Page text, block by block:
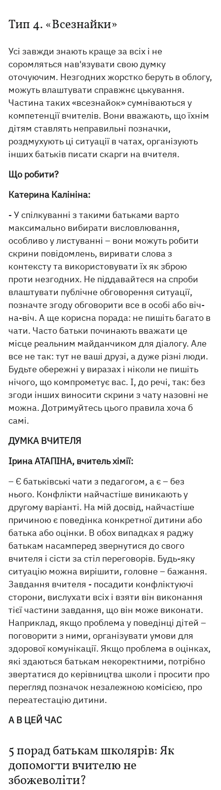
Тип 4. «Всезнайки»
Усі завжди знають краще за всіх і не
соромляться нав'язувати свою думку
оточуючим. Незгодних жорстко беруть в облогу,
можуть влаштувати справжнє цькування.
Частина таких «всезнайок» сумніваються у
компетенції вчителів. Вони вважають, що їхнім
дітям ставлять неправильні позначки,
роздмухують ці ситуації в чатах, організують
інших батьків писати скарги на вчителя.
Що робити?
Катерина Калініна:
- У спілкуванні з такими батьками варто
максимально вибирати висловлювання,
особливо у листуванні – вони можуть робити
скрини повідомлень, виривати слова з
контексту та використовувати їх як зброю
проти незгодних. Не піддавайтеся на спроби
влаштувати публічне обговорення ситуації,
позначте згоду обговорити все в особі або віч-
на-віч. А ще корисна порада: не пишіть багато в
чати. Часто батьки починають вважати це
місце реальним майданчиком для діалогу. Але
все не так: тут не ваші друзі, а дуже різні люди.
Будьте обережні у виразах і ніколи не пишіть
нічого, що компрометує вас. І, до речі, так: без
згоди інших виносити скрини з чату назовні не
можна. Дотримуйтесь цього правила хоча б
самі.
ДУМКА ВЧИТЕЛЯ
Ірина АТАПІНА, вчитель хімії:
– Є батьківські чати з педагогом, а є – без
нього. Конфлікти найчастіше виникають у
другому варіанті. На мій досвід, найчастіше
причиною є поведінка конкретної дитини або
батька або оцінки. В обох випадках я раджу
батькам насамперед звернутися до свого
вчителя і сісти за стіл переговорів. Будь-яку
ситуацію можна вирішити, головне – бажання.
Завдання вчителя - посадити конфліктуючі
сторони, вислухати всіх і взяти він виконання
тієї частини завдання, що він може виконати.
Наприклад, якщо проблема у поведінці дітей –
поговорити з ними, організувати умови для
здорової комунікації. Якщо проблема в оцінках,
які здаються батькам некоректними, потрібно
звертатися до керівництва школи і просити про
перегляд позначок незалежною комісією, про
переатестацію дитини.
А В ЦЕЙ ЧАС
5 порад батькам школярів: Як
допомогти вчителю не
збожеволіти?